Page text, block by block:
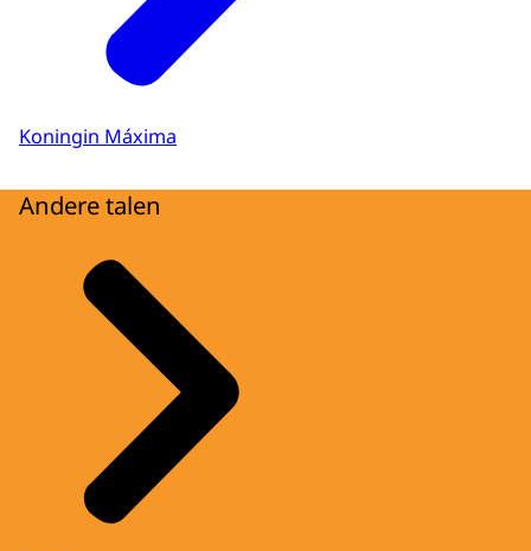
Koningin Máxima
Andere talen